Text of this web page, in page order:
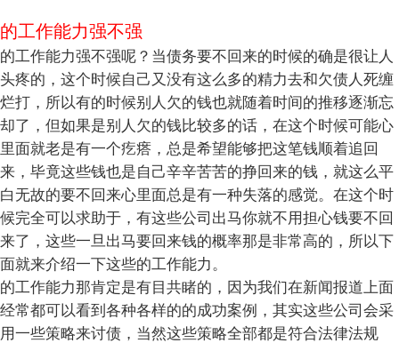
的工作能力强不强
的工作能力强不强呢？当债务要不回来的时候的确是很让人
头疼的，这个时候自己又没有这么多的精力去和欠债人死缠
烂打，所以有的时候别人欠的钱也就随着时间的推移逐渐忘
却了，但如果是别人欠的钱比较多的话，在这个时候可能心
里面就老是有一个疙瘩，总是希望能够把这笔钱顺着追回
来，毕竟这些钱也是自己辛辛苦苦的挣回来的钱，就这么平
白无故的要不回来心里面总是有一种失落的感觉。在这个时
候完全可以求助于，有这些公司出马你就不用担心钱要不回
来了，这些一旦出马要回来钱的概率那是非常高的，所以下
面就来介绍一下这些的工作能力。
的工作能力那肯定是有目共睹的，因为我们在新闻报道上面
经常都可以看到各种各样的的成功案例，其实这些公司会采
用一些策略来讨债，当然这些策略全部都是符合法律法规